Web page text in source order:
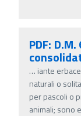
PDF:
… iante
naturali o
per pascoli o
animali; sono